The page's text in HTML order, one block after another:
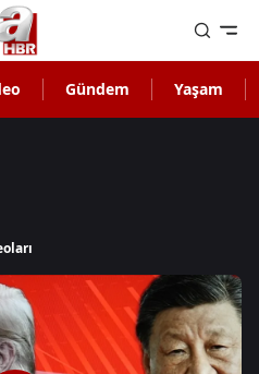
Gündem Yaşam